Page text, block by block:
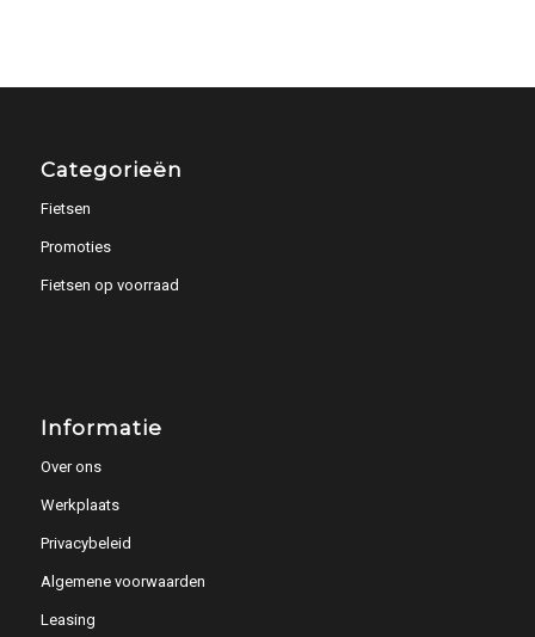
Categorieën
Fietsen
Promoties
Fietsen op voorraad
Informatie
Over ons
Werkplaats
Privacybeleid
Algemene voorwaarden
Leasing